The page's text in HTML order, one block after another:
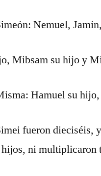
Nemuel,
Mibsam su hijo y
Hamuel su
fueron dieciséis,
ni multiplicaron